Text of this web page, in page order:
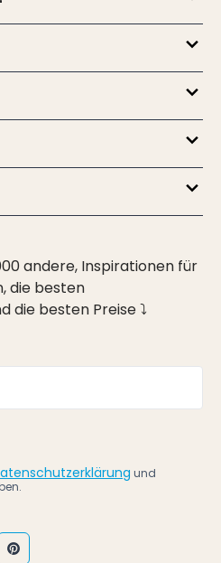
andere, Inspirationen für
die besten
die besten Preise ⤵
und